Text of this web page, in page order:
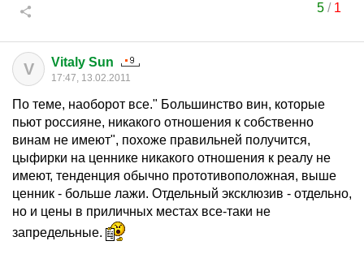
5/ 1
V Vitaly Sun
17:47, 13.02.2011
По теме, наоборот все." Большинство вин, которые
пьют россияне, никакого отношения к собственно
винам не имеют", похоже правильней получится,
цыфирки на ценнике никакого отношения к реалу не
имеют, тенденция обычно прототивоположная, выше
ценник - больше лажи. Отдельный эксклюзив - отдельно,
но и цены в приличных местах все-таки не
запредельные.